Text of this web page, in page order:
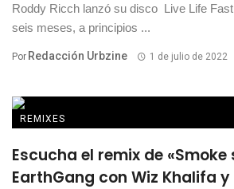
Roddy Ricch lanzó su disco Live Life
seis meses, a principios ...
Por Redacción Urbzine 1 de julio de 2022
REMIXES
Escucha el remix de «Smoke
EarthGang con Wiz Khalifa